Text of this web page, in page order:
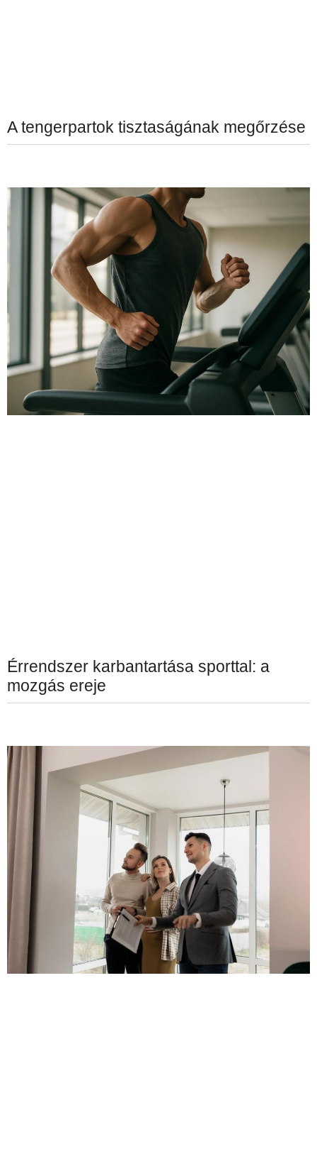
A tengerpartok tisztaságának megőrzése
Érrendszer karbantartása sporttal: a
mozgás ereje